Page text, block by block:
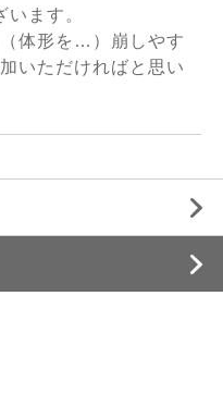
います。
体形を…）崩しやす
いただければと思い